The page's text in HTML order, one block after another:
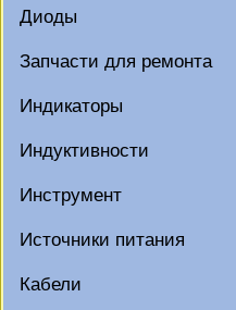
Диоды
Запчасти для ремонта
Индикаторы
Индуктивности
Инструмент
Источники питания
Кабели